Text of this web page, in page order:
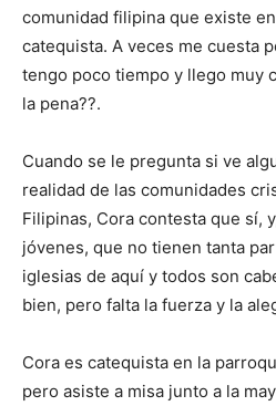
comunidad filipina que existe
catequista. A veces me cuesta
tengo poco tiempo y llego muy
la pena??.
Cuando se le pregunta si ve
realidad de las comunidades
Filipinas, Cora contesta que sí,
jóvenes, que no tienen tanta
iglesias de aquí y todos son
bien, pero falta la fuerza y la
Cora es catequista en la
pero asiste a misa junto a la